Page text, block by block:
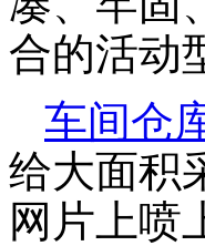
合的活动
车间仓
给大面积
网片上喷